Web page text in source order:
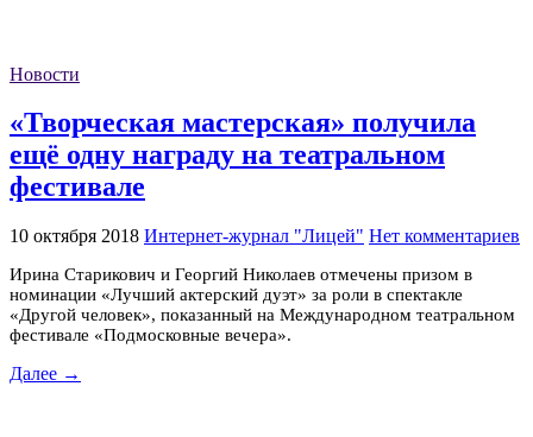
Новости
«Творческая мастерская» получила
ещё одну награду на театральном
фестивале
10 октября 2018 Интернет-журнал "Лицей" Нет комментариев
Ирина Старикович и Георгий Николаев отмечены призом в
номинации «Лучший актерский дуэт» за роли в спектакле
«Другой человек», показанный на Международном театральном
фестивале «Подмосковные вечера».
Далее →